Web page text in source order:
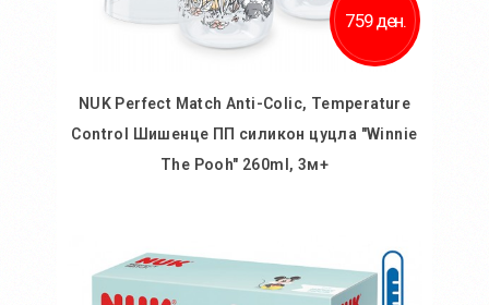
759 ден.
NUK Perfect Match Anti-Colic, Temperature
Control Шишенце ПП силикон цуцла "Winnie
The Pooh" 260ml, 3м+
Додај во желби